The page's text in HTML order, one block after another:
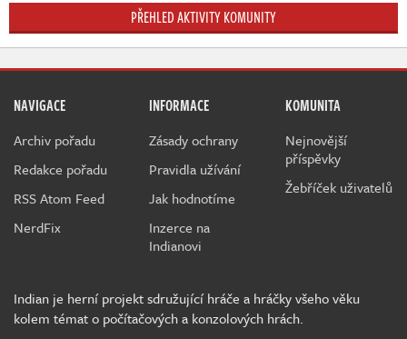
PŘEHLED AKTIVITY KOMUNITY
NAVIGACE
Archiv pořadu
Redakce pořadu
RSS Atom Feed
NerdFix
INFORMACE
Zásady ochrany
Pravidla užívání
Jak hodnotíme
Inzerce na
Indianovi
KOMUNITA
Nejnovější
příspěvky
Žebříček uživatelů
Indian je herní projekt sdružující hráče a hráčky všeho věku
kolem témat o počítačových a konzolových hrách.